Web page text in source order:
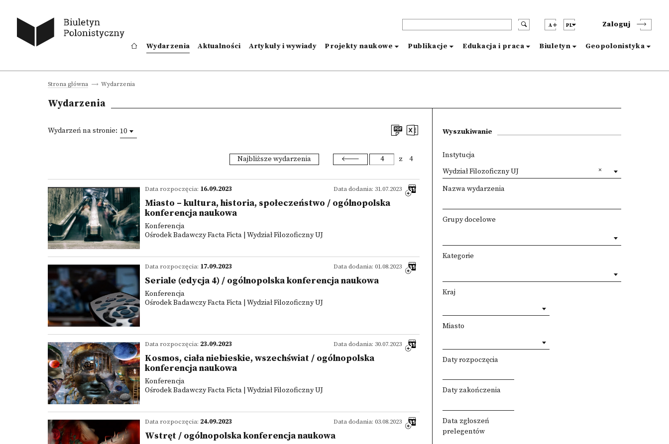
A PL Zaloguj
Wydarzenia Aktualności Artykuły i wywiady Projekty naukowe Publikacje Edukacja i praca Biuletyn Geopolonistyka
Strona główna Wydarzenia
Wydarzenia
Wydarzeń na stronie: 10
Najbliższe wydarzenia z 4
Data dodania: 31.07.2023
Data rozpoczęcia: 16.09.2023
Miasto – kultura, historia, społeczeństwo / ogólnopolska
konferencja naukowa
Konferencja
Ośrodek Badawczy Facta Ficta | Wydział Filozoficzny UJ
Data dodania: 01.08.2023
Data rozpoczęcia: 17.09.2023
Seriale (edycja 4) / ogólnopolska konferencja naukowa
Konferencja
Ośrodek Badawczy Facta Ficta | Wydział Filozoficzny UJ
Data dodania: 30.07.2023
Data rozpoczęcia: 23.09.2023
Kosmos, ciała niebieskie, wszechświat / ogólnopolska
konferencja naukowa
Konferencja
Ośrodek Badawczy Facta Ficta | Wydział Filozoficzny UJ
Data dodania: 03.08.2023
Data rozpoczęcia: 24.09.2023
Wstręt / ogólnopolska konferencja naukowa
Wyszukiwanie
Instytucja
Wydział Filozoficzny UJ
Nazwa wydarzenia
Grupy docelowe
Kategorie
Kraj
Miasto
Daty rozpoczęcia
Daty zakończenia
Data zgłoszeń
prelegentów